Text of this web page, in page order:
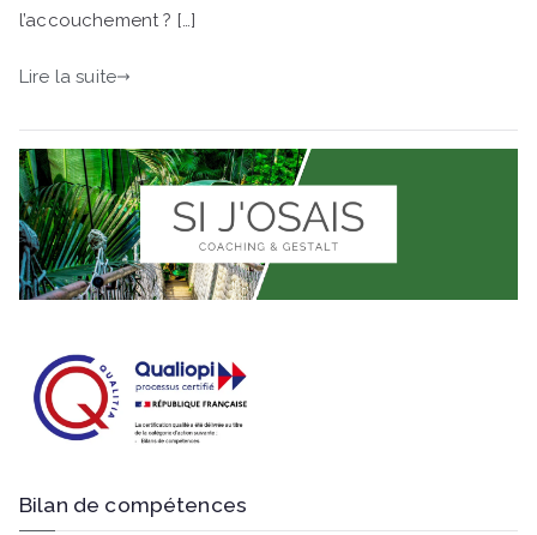
l’accouchement ? […]
Lire la suite
Bilan de compétences